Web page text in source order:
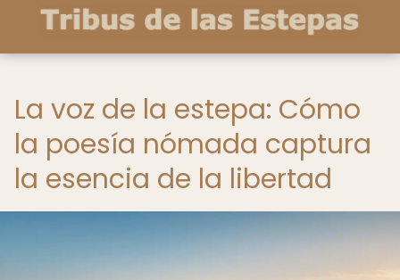
La voz de la estepa: Cómo
la poesía nómada captura
la esencia de la libertad